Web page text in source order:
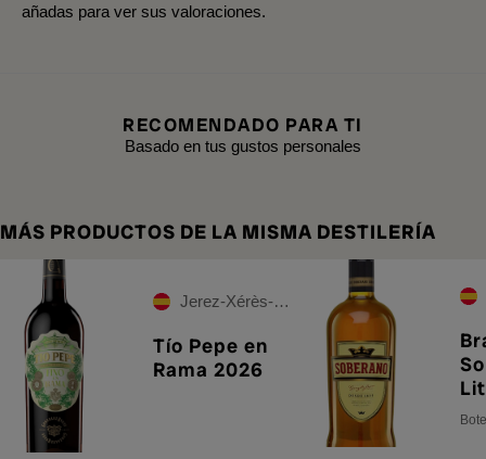
añadas para ver sus valoraciones.
RECOMENDADO PARA TI
Basado en tus gustos personales
MÁS PRODUCTOS DE LA MISMA DESTILERÍA
Jerez-Xérès-Sherry
Tío Pepe en
Rama 2026